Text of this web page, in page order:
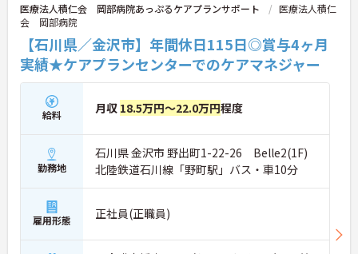
医療法人積仁会 岡部病院あっぷるケアプランサポート
医療法人積仁
会 岡部病院
【石川県／金沢市】年間休日115日◎賞与4ヶ月
実績★ケアプランセンターでのケアマネジャー
給料 月収 18.5万円～22.0万円程度
勤務地
石川県 金沢市 野出町1-22-26 Belle2(1F)
北陸鉄道石川線「野町駅」バス・車10分
雇用形態 正社員(正職員)